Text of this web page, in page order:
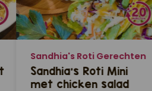
Sandhia's Roti Gerechten
Sandhia’s Roti Mini
met chicken salad